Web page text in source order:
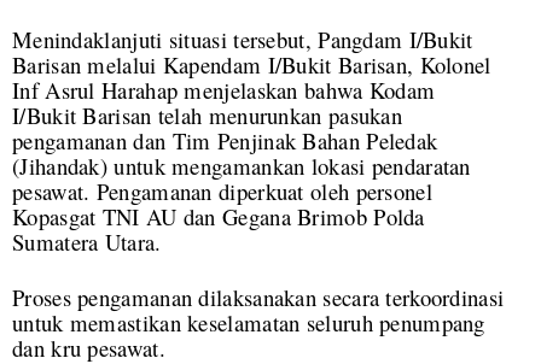
Menindaklanjuti situasi tersebut, Pangdam I/Bukit
Barisan melalui Kapendam I/Bukit Barisan, Kolonel
Inf Asrul Harahap menjelaskan bahwa Kodam
I/Bukit Barisan telah menurunkan pasukan
pengamanan dan Tim Penjinak Bahan Peledak
(Jihandak) untuk mengamankan lokasi pendaratan
pesawat. Pengamanan diperkuat oleh personel
Kopasgat TNI AU dan Gegana Brimob Polda
Sumatera Utara.
Proses pengamanan dilaksanakan secara terkoordinasi
untuk memastikan keselamatan seluruh penumpang
dan kru pesawat.